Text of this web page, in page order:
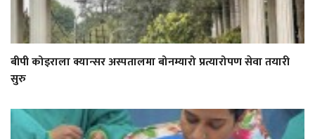
बीपी कोइराला क्यान्सर अस्पतालमा बोनम्यारो प्रत्यारोपण सेवा तयारी
सुरु